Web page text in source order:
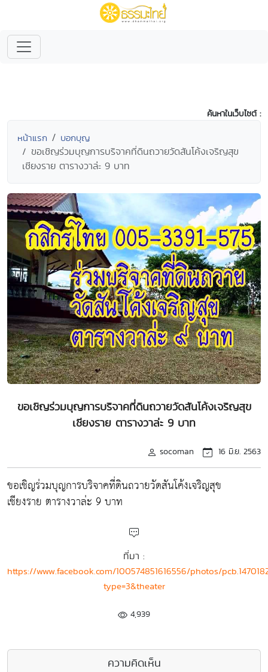
ค้นหาในเว็บไซต์ :
หน้าแรก บอกบุญ
ขอเชิญร่วมบุญการบริจาคที่ดินถวายวัดสันโค้งเจริญสุข
เชียงราย ตารางวาล่ะ 9 บาท
ขอเชิญร่วมบุญการบริจาคที่ดินถวายวัดสันโค้งเจริญสุข
เชียงราย ตารางวาล่ะ 9 บาท
socoman 16 มิ.ย. 2563
ขอเชิญร่วมบุญการบริจาคที่ดินถวายวัดสันโค้งเจริญสุข
เชียงราย ตารางวาล่ะ 9 บาท
ที่มา :
https://www.facebook.com/100574851616556/photos/
type=3&theater
4,939
ความคิดเห็น